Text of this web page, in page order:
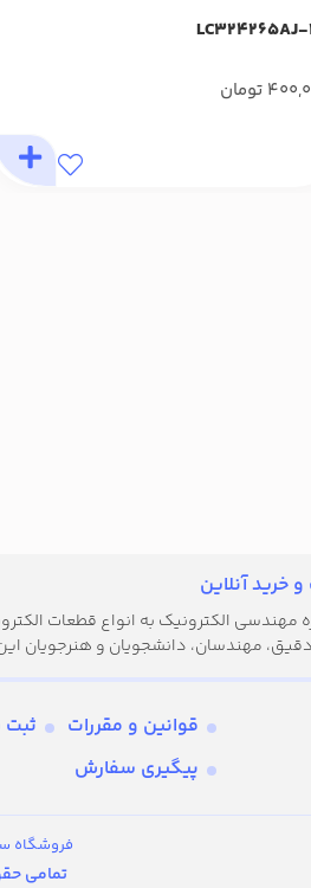
تومان
خرید آنلاین
الکترونیک به انواع قطعات
مهندسان، دانشجویان و هنرجویان
قوانین و مقررات
پیگیری سفارش
فروشگاه
تمامی